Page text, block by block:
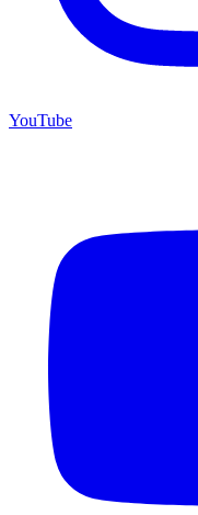
YouTube